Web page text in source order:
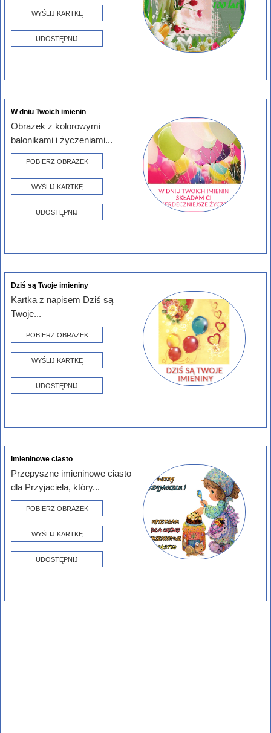
WYŚLIJ KARTKĘ
UDOSTĘPNIJ
W dniu Twoich imienin
Obrazek z kolorowymi
balonikami i życzeniami...
POBIERZ OBRAZEK
WYŚLIJ KARTKĘ
UDOSTĘPNIJ
Dziś są Twoje imieniny
Kartka z napisem Dziś są
Twoje...
POBIERZ OBRAZEK
WYŚLIJ KARTKĘ
UDOSTĘPNIJ
Imieninowe ciasto
Przepyszne imieninowe ciasto
dla Przyjaciela, który...
POBIERZ OBRAZEK
WYŚLIJ KARTKĘ
UDOSTĘPNIJ